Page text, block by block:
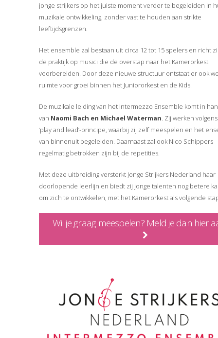
jonge strijkers op het juiste moment verder te begeleiden in
muzikale ontwikkeling, zonder vast te houden aan strikte
leeftijdsgrenzen.
Het ensemble zal bestaan uit circa 12 tot 15 spelers en richt
de praktijk op musici die de overstap naar het Kamerorkest
voorbereiden. Door deze nieuwe structuur ontstaat er ook
ruimte voor groei binnen het Juniororkest en de Kids.
De muzikale leiding van het Intermezzo Ensemble komt in
van Naomi Bach en Michael Waterman. Zij werken
‘play and lead’-principe, waarbij zij zelf meespelen en het
van binnenuit begeleiden. Daarnaast zal ook Nico Schippers
regelmatig betrokken zijn bij de repetities.
Met deze uitbreiding versterkt Jonge Strijkers Nederland haar
doorlopende leerlijn en biedt zij jonge talenten nog betere
om zich te ontwikkelen, met het Kamerorkest als volgende
Wil je graag meespelen? Meld je dan hier